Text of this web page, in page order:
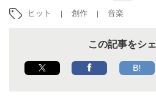
ヒット 創作 音楽
この記事をシ
B!